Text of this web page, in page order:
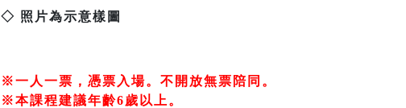
◇ 照片為示意樣圖
※一人一票，憑票入場。不開放無票陪同。
※本課程建議年齡6歲以上。